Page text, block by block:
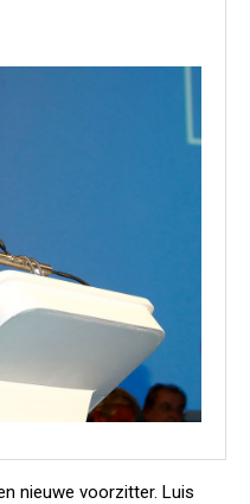
nieuwe voorzitter. Luis